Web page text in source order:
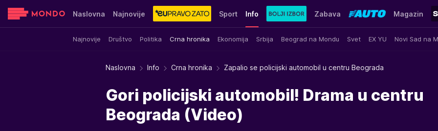
Naslovna Najnovije Sport Info
Najnovije Društvo Politika Crna hronika Ekonomija Srbija Beograd na Mondu Svet EX YU Novi Sad na
Zabava Magazin
Sensa Stvar ukusa Yumama
Naslovna Info Crna hronika Zapalio se policijski automobil u centru Beograda
Gori policijski automobil! Drama u centru
Beograda (Video)